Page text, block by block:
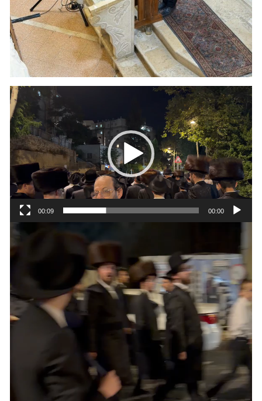
נגן
וידאו
00:00
00:09
וידאו